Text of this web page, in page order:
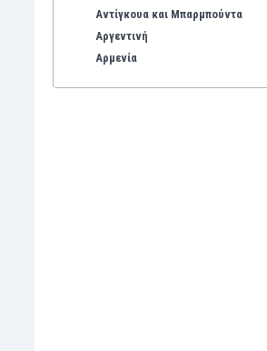
Αντίγκουα και Μπαρμπούντα
Αργεντινή
Αρμενία